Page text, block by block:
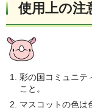
使用上の注
彩の国コミュニテ
こと。
マスコットの色は